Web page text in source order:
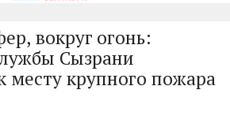
вокруг огонь:
Сызрани
месту крупного пожара